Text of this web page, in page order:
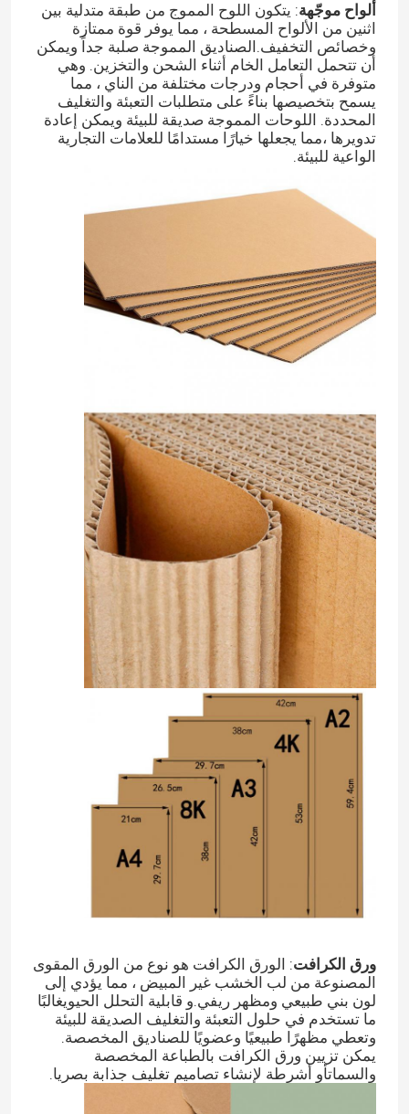
منزل
المنتجات
أشرطة فيديو
جولة في المعمل
طلب اقتباس
صندوق تغليف الطباعة
ألواح موجّهة: يتكون اللوح المموج من طبقة متدلية بين
اثنين من الألواح المسطحة ، مما يوفر قوة ممتازة
وخصائص التخفيف.الصناديق المموجة صلبة جداً ويمكن
أن تتحمل التعامل الخام أثناء الشحن والتخزين. وهي
متوفرة في أحجام ودرجات مختلفة من الناي ، مما
يسمح بتخصيصها بناءً على متطلبات التعبئة والتغليف
المحددة. اللوحات المموجة صديقة للبيئة ويمكن إعادة
تدويرها ،مما يجعلها خيارًا مستدامًا للعلامات التجارية
الواعية للبيئة.
ورق الكرافت: الورق الكرافت هو نوع من الورق المقوى
المصنوعة من لب الخشب غير المبيض ، مما يؤدي إلى
لون بني طبيعي ومظهر ريفي.و قابلية التحلل الحيويغالبًا
ما تستخدم في حلول التعبئة والتغليف الصديقة للبيئة
وتعطي مظهرًا طبيعيًا وعضويًا للصناديق المخصصة.
يمكن تزيين ورق الكرافت بالطباعة المخصصة
والسماتأو أشرطة لإنشاء تصاميم تغليف جذابة بصريا.